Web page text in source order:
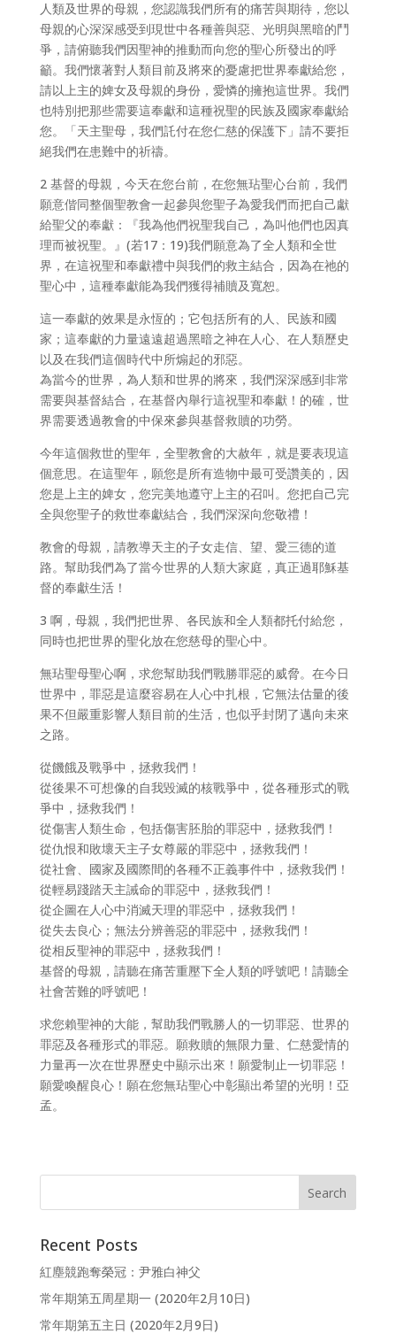
人類及世界的母親，您認識我們所有的痛苦與期待，您以
母親的心深深感受到現世中各種善與惡、光明與黑暗的鬥
爭，請俯聽我們因聖神的推動而向您的聖心所發出的呼
籲。我們懷著對人類目前及將來的憂慮把世界奉獻給您，
請以上主的婢女及母親的身份，愛憐的擁抱這世界。我們
也特別把那些需要這奉獻和這種祝聖的民族及國家奉獻給
您。「天主聖母，我們託付在您仁慈的保護下」請不要拒
絕我們在患難中的祈禱。
2 基督的母親，今天在您台前，在您無玷聖心台前，我們
願意偕同整個聖教會一起參與您聖子為愛我們而把自己獻
給聖父的奉獻：『我為他們祝聖我自己，為叫他們也因真
理而被祝聖。』(若17：19)我們願意為了全人類和全世
界，在這祝聖和奉獻禮中與我們的救主結合，因為在祂的
聖心中，這種奉獻能為我們獲得補贖及寬恕。
這一奉獻的效果是永恆的；它包括所有的人、民族和國
家；這奉獻的力量遠遠超過黑暗之神在人心、在人類歷史
以及在我們這個時代中所煽起的邪惡。
為當今的世界，為人類和世界的將來，我們深深感到非常
需要與基督結合，在基督內舉行這祝聖和奉獻！的確，世
界需要透過教會的中保來參與基督救贖的功勞。
今年這個救世的聖年，全聖教會的大赦年，就是要表現這
個意思。在這聖年，願您是所有造物中最可受讚美的，因
您是上主的婢女，您完美地遵守上主的召叫。您把自己完
全與您聖子的救世奉獻結合，我們深深向您敬禮！
教會的母親，請教導天主的子女走信、望、愛三德的道
路。幫助我們為了當今世界的人類大家庭，真正過耶穌基
督的奉獻生活！
3 啊，母親，我們把世界、各民族和全人類都托付給您，
同時也把世界的聖化放在您慈母的聖心中。
無玷聖母聖心啊，求您幫助我們戰勝罪惡的威脅。在今日
世界中，罪惡是這麼容易在人心中扎根，它無法估量的後
果不但嚴重影響人類目前的生活，也似乎封閉了邁向未來
之路。
從饑餓及戰爭中，拯救我們！
從後果不可想像的自我毀滅的核戰爭中，從各種形式的戰
爭中，拯救我們！
從傷害人類生命，包括傷害胚胎的罪惡中，拯救我們！
從仇恨和敗壞天主子女尊嚴的罪惡中，拯救我們！
從社會、國家及國際間的各種不正義事件中，拯救我們！
從輕易踐踏天主誡命的罪惡中，拯救我們！
從企圖在人心中消滅天理的罪惡中，拯救我們！
從失去良心；無法分辨善惡的罪惡中，拯救我們！
從相反聖神的罪惡中，拯救我們！
基督的母親，請聽在痛苦重壓下全人類的呼號吧！請聽全
社會苦難的呼號吧！
求您賴聖神的大能，幫助我們戰勝人的一切罪惡、世界的
罪惡及各種形式的罪惡。願救贖的無限力量、仁慈愛情的
力量再一次在世界歷史中顯示出來！願愛制止一切罪惡！
願愛喚醒良心！願在您無玷聖心中彰顯出希望的光明！亞
孟。
Recent Posts
紅塵競跑奪榮冠：尹雅白神父
常年期第五周星期一 (2020年2月10日)
常年期第五主日 (2020年2月9日)